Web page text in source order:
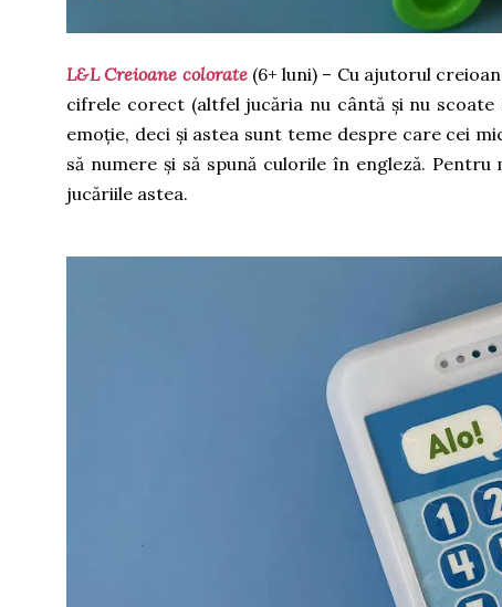
L&L Creioane colorate(6+ luni) – Cu ajutorul
cifrele corect (altfel jucăria nu cântă și nu
emoție, deci și astea sunt teme despre care cei
să numere și să spună culorile în engleză.
jucăriile astea.